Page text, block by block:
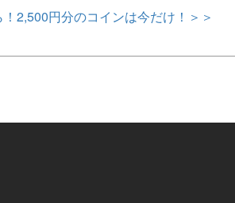
2,500円分のコインは今だけ！＞＞